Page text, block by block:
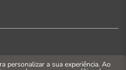
personalizar a sua experiência. Ao